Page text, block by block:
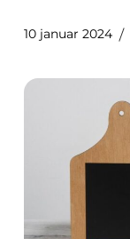
10 januar 2024